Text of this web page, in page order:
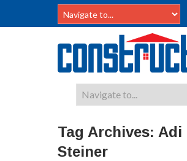
Tag Archives: Adi
Steiner